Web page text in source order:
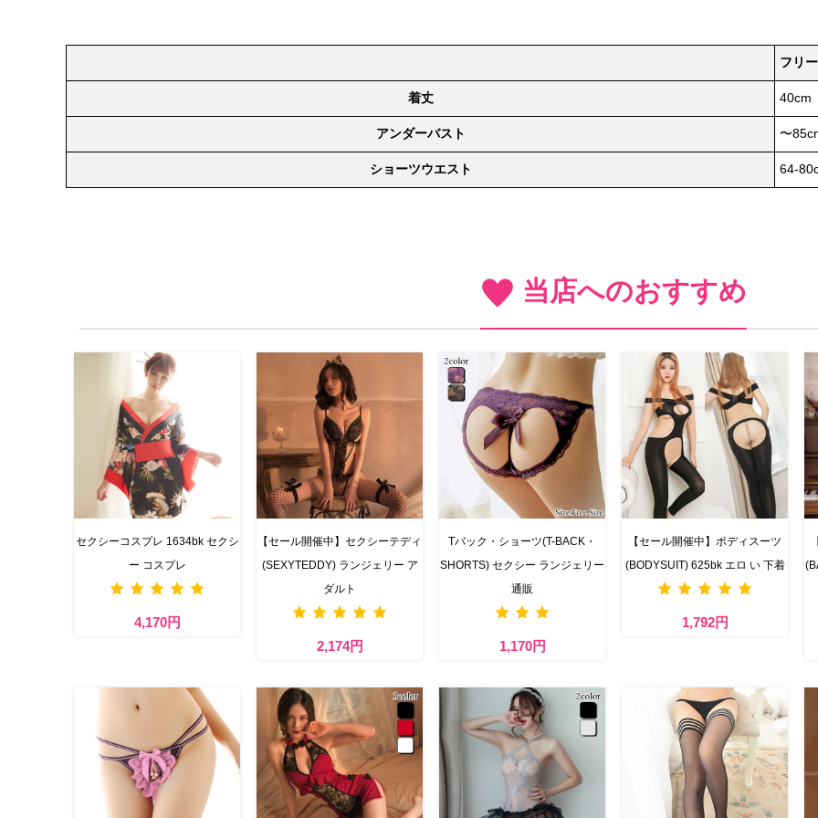
フリー
着丈 40cm
アンダーバスト 〜
ショーツウエスト
当店へのおすすめ
セクシーコスプレ 1634bk セクシ
ー コスプレ
4,170円
【セール開催中】セクシーテディ
(SEXYTEDDY) ランジェリー ア
ダルト
2,174円
Tバック・ショーツ(T-BACK・
SHORTS) セクシー ランジェリー
通販
1,170円
【セール開催中】ボディスーツ
(BODYSUIT) 625bk エロ い 下着
1,792円